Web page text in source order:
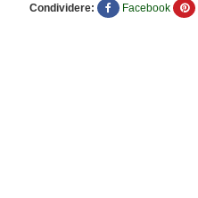
Condividere: Facebook